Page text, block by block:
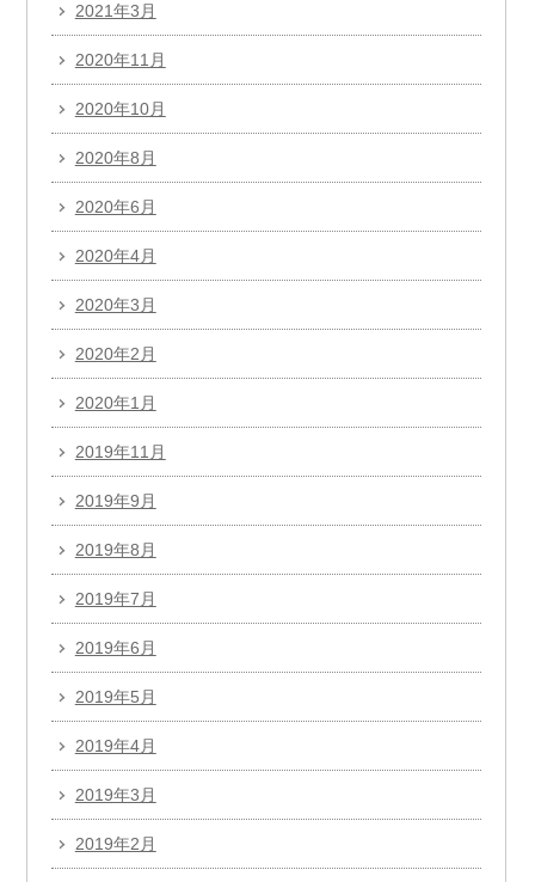
2021年3月
2020年11月
2020年10月
2020年8月
2020年6月
2020年4月
2020年3月
2020年2月
2020年1月
2019年11月
2019年9月
2019年8月
2019年7月
2019年6月
2019年5月
2019年4月
2019年3月
2019年2月